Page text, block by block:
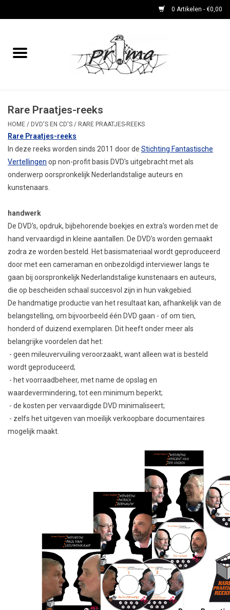
0 Artikelen - €0,00
Home
DVD's en CD's
periodieken
Rare Dingetjes-reeks
Rare Praatjes-reeks
HOME / DVD'S EN CD'S / RARE PRAATJES-REEKS
Rare Praatjes-reeks
In deze reeks worden sinds 2011 door de Stichting Fantastische
Vertellingen op non-profit basis DVD's uitgebracht met als
onderwerp oorspronkelijk Nederlandstalige auteurs en
kunstenaars.
handwerk
De DVD's, opdruk, bijbehorende boekjes en extra's worden met de
hand vervaardigd in kleine aantallen. De DVD's worden gemaakt
zodra ze worden besteld. Het basismateriaal wordt geproduceerd
door met een cameraman en onbezoldigd interviewer langs te
gaan bij oorspronkelijk Nederlandstalige kunstenaars en auteurs,
die op bescheiden schaal succesvol zijn in hun vakgebied.
De handmatige productie van het resultaat kan, afhankelijk van de
belangstelling, om bijvoorbeeld één DVD gaan - of om tien,
honderd of duizend exemplaren. Dit heeft onder meer als
belangrijke voordelen dat het:
- geen mileuvervuiling veroorzaakt, want alleen wat is besteld
wordt geproduceerd;
- het voorraadbeheer, met name de opslag en
waardevermindering, tot een minimum beperkt;
- de kosten per vervaardigde DVD minimaliseert;
- zelfs het uitgeven van moeilijk verkoopbare documentaires
mogelijk maakt.